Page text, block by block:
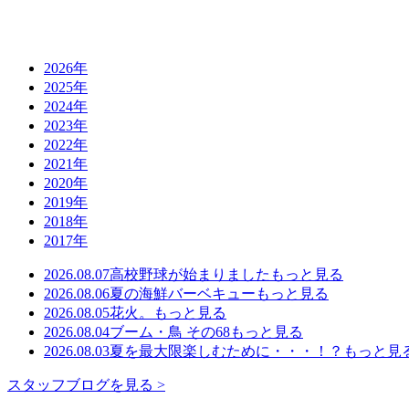
2026年
2025年
2024年
2023年
2022年
2021年
2020年
2019年
2018年
2017年
2026.08.07高校野球が始まりました もっと見る
2026.08.06夏の海鮮バーベキュー もっと見る
2026.08.05花火。
もっと見る
2026.08.04ブーム・鳥 その68もっと見る
2026.08.03夏を最大限楽しむために・・・！？ もっと見
スタッフブログを見る >